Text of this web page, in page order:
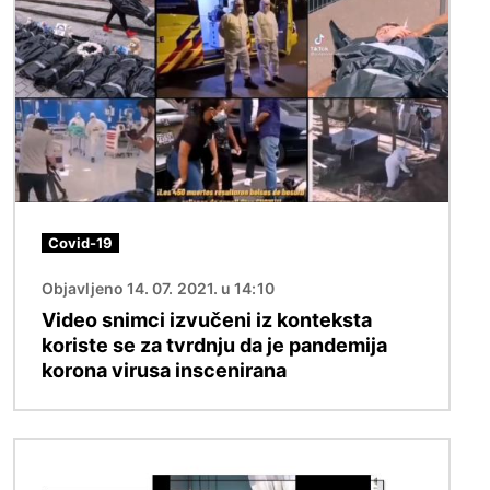
Covid-19
Objavljeno 14. 07. 2021. u 14:10
Video snimci izvučeni iz konteksta
koriste se za tvrdnju da je pandemija
korona virusa inscenirana